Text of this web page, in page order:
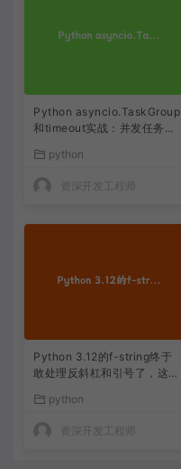
Python asyncio.TaskGroup
和timeout实战：并发任务取
python
资深开发工程师
Python 3.12的f-string终于
敢处理反斜杠和引号了，这不
python
资深开发工程师